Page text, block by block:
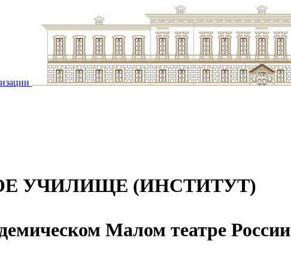
УЧИЛИЩЕ (ИНСТИТУТ)
Малом театре России